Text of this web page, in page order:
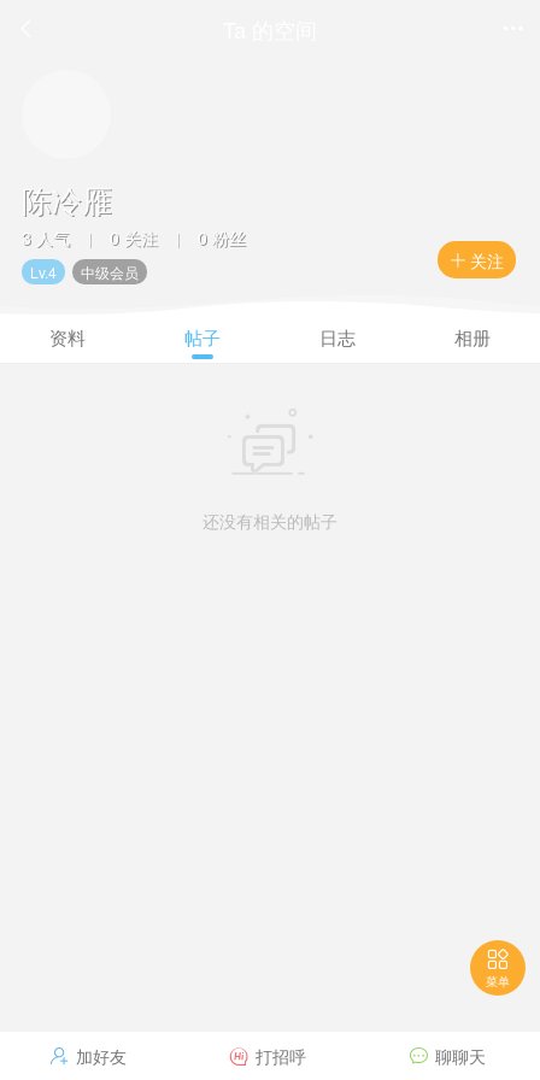
 关注
陈冷雁
3 人气 | 0 关注 | 0 粉丝
Lv.4 中级会员
资料 帖子 日志 相册
还没有相关的帖子
 加好友  打招呼  聊聊天

菜单